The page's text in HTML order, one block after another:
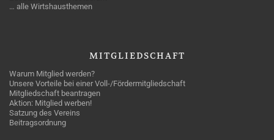
… alle Wirtshausthemen
MITGLIEDSCHAFT
Warum Mitglied werden?
Unsere Vorteile bei einer Voll-/Fördermitgliedschaft
Mitgliedschaft beantragen
Aktion: Mitglied werben!
Satzung des Vereins
Beitragsordnung